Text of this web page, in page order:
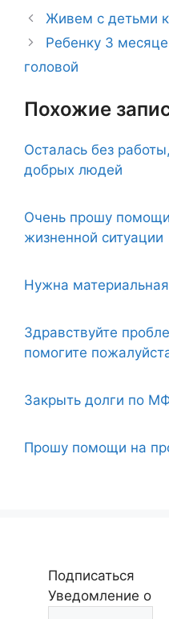
Живем с детьми
Ребенку 3
головой
Похожие
Осталась без
добрых людей
Очень прошу
жизненной ситуации
Нужна
Здравствуйте
помогите
Закрыть долги по
Прошу помощи на
Подписаться
Уведомление о